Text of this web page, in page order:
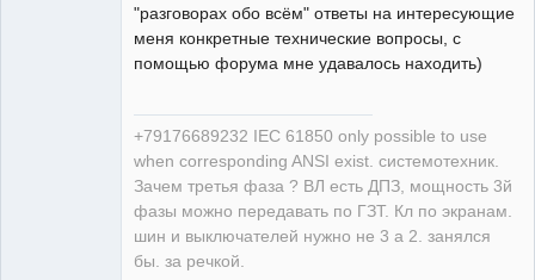
"разговорах обо всём" ответы на интересующие
меня конкретные технические вопросы, с
помощью форума мне удавалось находить)
+79176689232 IEC 61850 only possible to use
when corresponding ANSI exist. системотехник.
Зачем третья фаза ? ВЛ есть ДПЗ, мощность 3й
фазы можно передавать по ГЗТ. Кл по экранам.
шин и выключателей нужно не 3 а 2. занялся
бы. за речкой.